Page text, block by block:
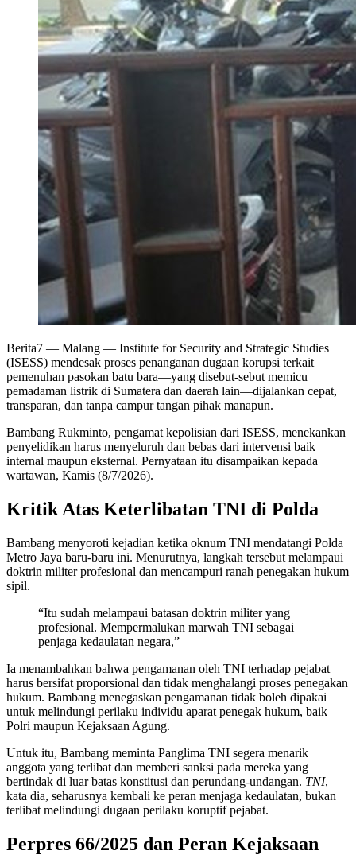
Berita7 — Malang — Institute for Security and Strategic Studies
(ISESS) mendesak proses penanganan dugaan korupsi terkait
pemenuhan pasokan batu bara—yang disebut-sebut memicu
pemadaman listrik di Sumatera dan daerah lain—dijalankan cepat,
transparan, dan tanpa campur tangan pihak manapun.
Bambang Rukminto, pengamat kepolisian dari ISESS, menekankan
penyelidikan harus menyeluruh dan bebas dari intervensi baik
internal maupun eksternal. Pernyataan itu disampaikan kepada
wartawan, Kamis (8/7/2026).
Kritik Atas Keterlibatan TNI di Polda
Bambang menyoroti kejadian ketika oknum TNI mendatangi Polda
Metro Jaya baru-baru ini. Menurutnya, langkah tersebut melampaui
doktrin militer profesional dan mencampuri ranah penegakan hukum
sipil.
“Itu sudah melampaui batasan doktrin militer yang
profesional. Mempermalukan marwah TNI sebagai
penjaga kedaulatan negara,”
Ia menambahkan bahwa pengamanan oleh TNI terhadap pejabat
harus bersifat proporsional dan tidak menghalangi proses penegakan
hukum. Bambang menegaskan pengamanan tidak boleh dipakai
untuk melindungi perilaku individu aparat penegak hukum, baik
Polri maupun Kejaksaan Agung.
Untuk itu, Bambang meminta Panglima TNI segera menarik
anggota yang terlibat dan memberi sanksi pada mereka yang
bertindak di luar batas konstitusi dan perundang-undangan. TNI,
kata dia, seharusnya kembali ke peran menjaga kedaulatan, bukan
terlibat melindungi dugaan perilaku koruptif pejabat.
Perpres 66/2025 dan Peran Kejaksaan